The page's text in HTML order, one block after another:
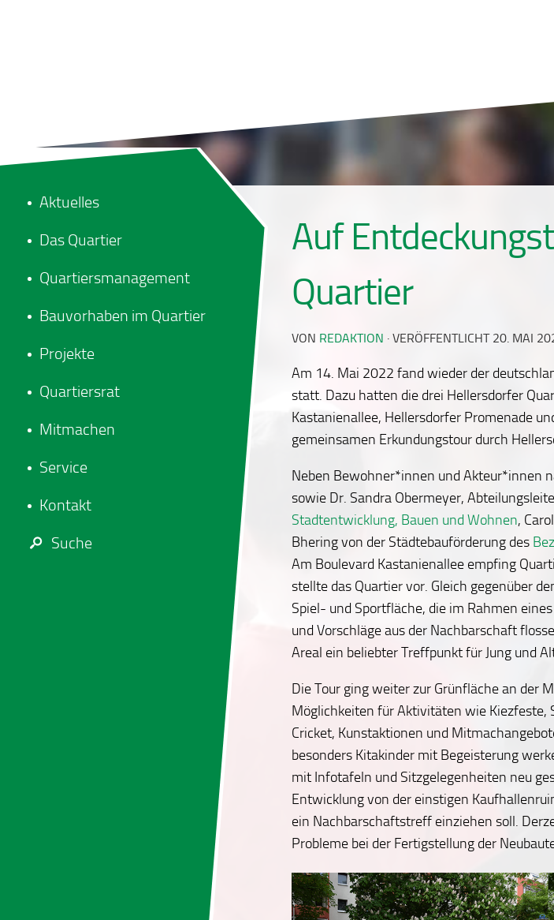
Auf
Quartier
VON REDAKTION · VERÖFFENTLICHT 20. MAI
Am 14. Mai 2022 fand wieder der
statt. Dazu hatten die drei Hellersdorfer
Kastanienallee, Hellersdorfer Promenade
gemeinsamen Erkundungstour durch
Neben Bewohner*innen und Akteur*innen
sowie Dr. Sandra Obermeyer,
Stadtentwicklung, Bauen und Wohnen,
Bhering von der Städtebauförderung des
Am Boulevard Kastanienallee empfing
stellte das Quartier vor. Gleich gegenüber
Spiel- und Sportfläche, die im Rahmen
und Vorschläge aus der Nachbarschaft
Areal ein beliebter Treffpunkt für Jung und
Die Tour ging weiter zur Grünfläche an der
Möglichkeiten für Aktivitäten wie Kiezfeste,
Cricket, Kunstaktionen und
besonders Kitakinder mit Begeisterung
mit Infotafeln und Sitzgelegenheiten neu
Entwicklung von der einstigen
ein Nachbarschaftstreff einziehen soll.
Probleme bei der Fertigstellung der
Aktuelles
Das Quartier
Quartiersmanagement
Bauvorhaben im Quartier
Projekte
Quartiersrat
Mitmachen
Service
Kontakt
Suche